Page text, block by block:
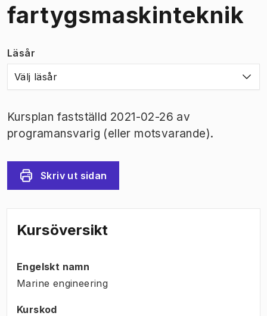
fartygsmaskinteknik
Läsår
Välj läsår
Kursplan fastställd 2021-02-26 av
programansvarig (eller motsvarande).
Skriv ut sidan
Kursöversikt
Engelskt namn
Marine engineering
Kurskod